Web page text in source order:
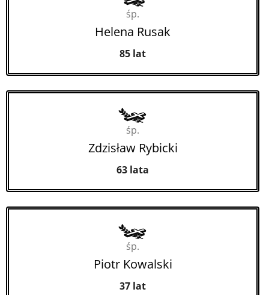
śp.
Helena Rusak
85 lat
śp.
Zdzisław Rybicki
63 lata
śp.
Piotr Kowalski
37 lat